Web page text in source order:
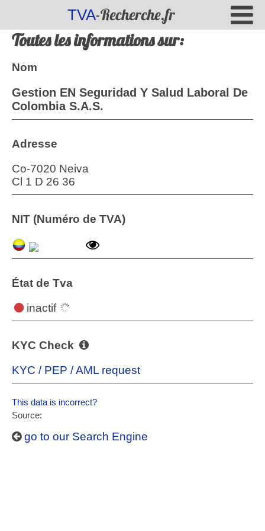
TVA-Recherche.fr
Toutes les informations sur:
Nom
Gestion EN Seguridad Y Salud Laboral De
Colombia S.A.S.
Adresse
Co-7020 Neiva
Cl 1 D 26 36
NIT (Numéro de TVA)
État de Tva
inactif
KYC Check
KYC / PEP / AML request
This data is incorrect?
Source:
go to our Search Engine